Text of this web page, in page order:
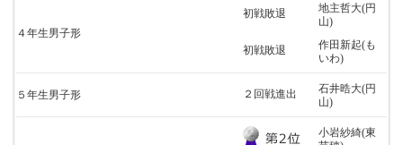
４年生男子形
初戦敗退
地主哲大(円
山)
初戦敗退
作田新起(も
いわ)
５年生男子形 ２回戦進出
石井晧大(円
山)
小岩紗綺(東